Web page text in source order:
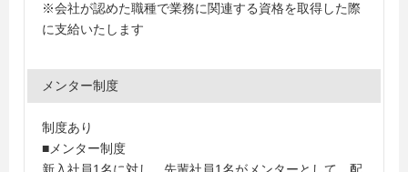
※会社が認めた職種で業務に関連する資格を取得した際
に支給いたします
メンター制度
制度あり
■メンター制度